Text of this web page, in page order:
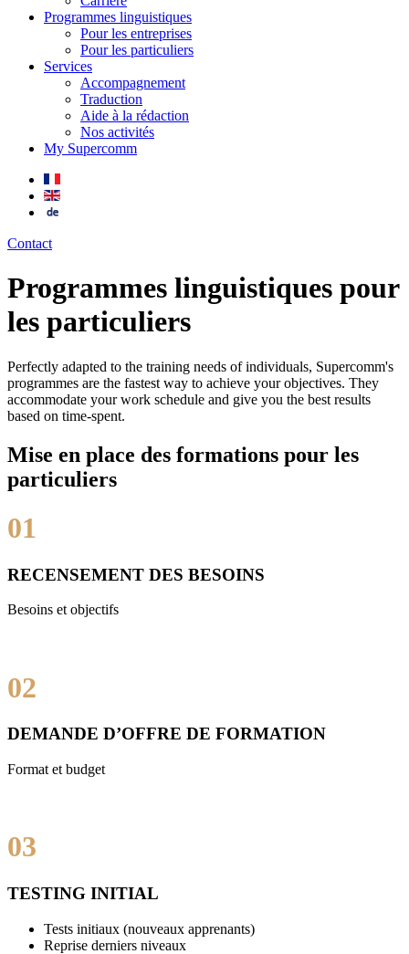
Programmes linguistiques
Pour les entreprises
Pour les particuliers
Services
Accompagnement
Traduction
Aide à la rédaction
Nos activités
My Supercomm
Contact
Programmes linguistiques pour
les particuliers
Perfectly adapted to the training needs of individuals, Supercomm's
programmes are the fastest way to achieve your objectives. They
accommodate your work schedule and give you the best results
based on time-spent.
Mise en place des formations pour les
particuliers
01
RECENSEMENT DES BESOINS
Besoins et objectifs
02
DEMANDE D’OFFRE DE FORMATION
Format et budget
03
TESTING INITIAL
Tests initiaux (nouveaux apprenants)
Reprise derniers niveaux